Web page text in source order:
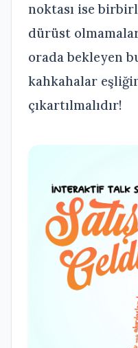
noktası ise
dürüst
orada bekleyen
kahkahalar
çıkartılmalıdır!